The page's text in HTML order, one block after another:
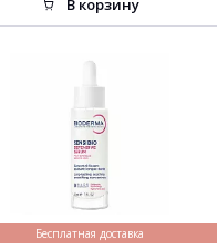
В корзину
Бесплатная доставка